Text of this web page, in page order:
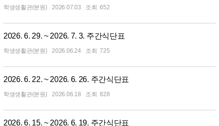
학생생활관(분원) 2026.07.03 652
2026. 6. 29. ~ 2026. 7. 3. 주간식단표
학생생활관(분원) 2026.06.24 725
2026. 6. 22. ~ 2026. 6. 26. 주간식단표
학생생활관(분원) 2026.06.18 828
2026. 6. 15. ~ 2026. 6. 19. 주간식단표